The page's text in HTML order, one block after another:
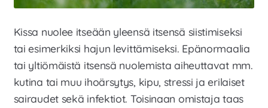
Kissa nuolee itseään yleensä itsensä siistimiseksi
tai esimerkiksi hajun levittämiseksi. Epänormaalia
tai yltiömäistä itsensä nuolemista aiheuttavat mm.
kutina tai muu ihoärsytys, kipu, stressi ja erilaiset
sairaudet sekä infektiot. Toisinaan omistaja taas